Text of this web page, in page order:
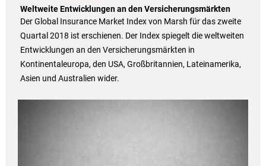
Weltweite Entwicklungen an den Versicherungsmärkten
Der Global Insurance Market Index von Marsh für das zweite
Quartal 2018 ist erschienen. Der Index spiegelt die weltweiten
Entwicklungen an den Versicherungsmärkten in
Kontinentaleuropa, den USA, Großbritannien, Lateinamerika,
Asien und Australien wider.